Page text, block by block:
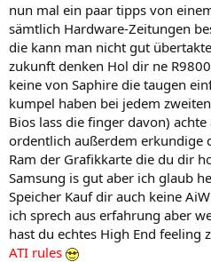
nun mal ein paar tipps von
sämtlich Hardware-Zeitungen
die kann man nicht gut
zukunft denken Hol dir ne
keine von Saphire die taugen
kumpel haben bei jedem
Bios lass die finger davon)
ordentlich außerdem erkundige
Ram der Grafikkarte die du dir
Samsung is gut aber ich glaub
Speicher Kauf dir auch keine
ich sprech aus erfahrung aber
hast du echtes High End feeling
ATI rules